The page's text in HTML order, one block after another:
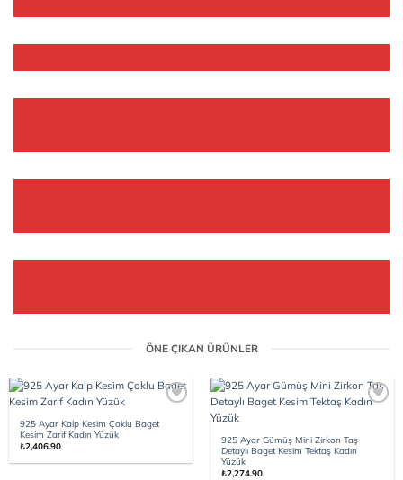
ÖNE ÇIKAN ÜRÜNLER
wishlist
925 Ayar Kalp Kesim Çoklu Baget
Kesim Zarif Kadın Yüzük
₺2,406.90
925 Ayar Gümüş Mini Zirkon Taş
Detaylı Baget Kesim Tektaş Kadın
Yüzük
₺2,274.90